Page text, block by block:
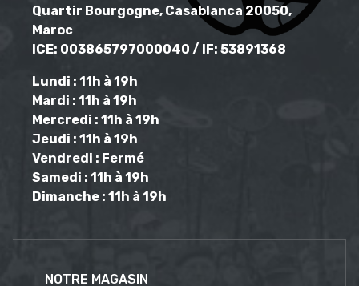
Quartir Bourgogne, Casablanca 20050,
Maroc
ICE: 003865797000040 / IF: 53891368
Lundi : 11h à 19h
Mardi : 11h à 19h
Mercredi : 11h à 19h
Jeudi : 11h à 19h
Vendredi : Fermé
Samedi : 11h à 19h
Dimanche : 11h à 19h
NOTRE MAGASIN